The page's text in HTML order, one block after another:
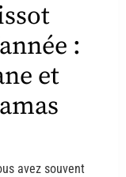
:
et
avez souvent